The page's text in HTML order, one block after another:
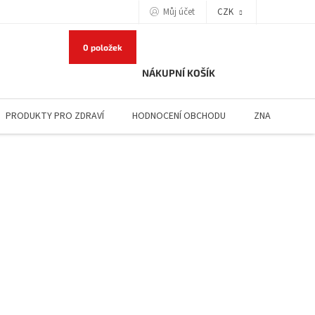
Můj účet CZK
NÁKUPNÍ KOŠÍK
0 položek
PRODUKTY PRO ZDRAVÍ HODNOCENÍ OBCHODU ZNAČKY